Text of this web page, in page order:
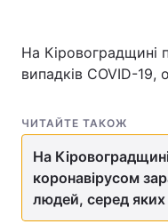
На Кіровоградщині
випадків COVID-
ЧИТАЙТЕ ТАКОЖ
На Кіровоградщині
коронавірусом
людей, серед яких